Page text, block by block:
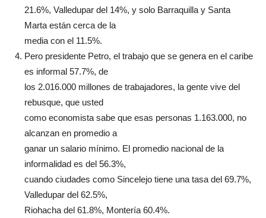
21.6%, Valledupar del 14%, y solo Barraquilla y Santa
Marta están cerca de la
media con el 11.5%.
Pero presidente Petro, el trabajo que se genera en el caribe
es informal 57.7%, de
los 2.016.000 millones de trabajadores, la gente vive del
rebusque, que usted
como economista sabe que esas personas 1.163.000, no
alcanzan en promedio a
ganar un salario mínimo. El promedio nacional de la
informalidad es del 56.3%,
cuando ciudades como Sincelejo tiene una tasa del 69.7%,
Valledupar del 62.5%,
Riohacha del 61.8%, Montería 60.4%.